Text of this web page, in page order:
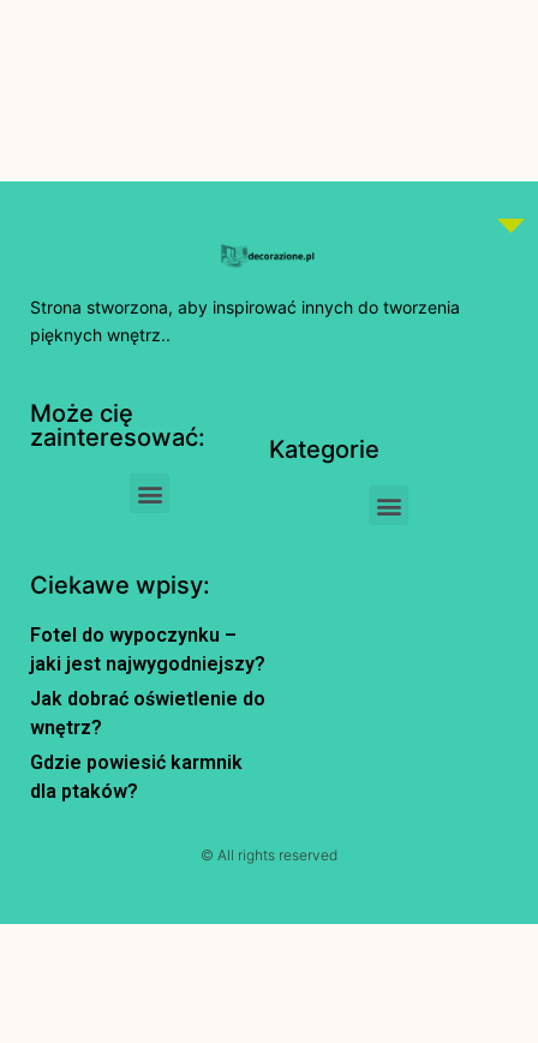
Strona stworzona, aby inspirować innych do tworzenia
pięknych wnętrz..
Może cię
zainteresować:
Kategorie
Ciekawe wpisy:
Fotel do wypoczynku –
jaki jest najwygodniejszy?
Jak dobrać oświetlenie do
wnętrz?
Gdzie powiesić karmnik
dla ptaków?
© All rights reserved